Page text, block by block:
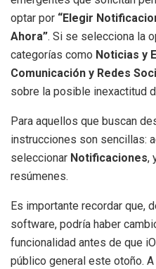
optar por “Elegir
Ahora”. Si se selecciona la
categorías como Noticias y
Comunicación y Redes
sobre la posible inexactitud
Para aquellos que buscan
instrucciones son sencillas:
seleccionar Notificaciones,
resúmenes.
Es importante recordar que,
software, podría haber
funcionalidad antes de que
público general este otoño.